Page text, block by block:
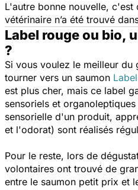
L'autre bonne nouvelle, c'est
vétérinaire n’a été trouvé
Label rouge ou bio,
?
Si vous voulez le meilleur du
tourner vers un saumon
est plus cher, mais ce label
sensoriels et
sensorielle d'un produit,
et l'odorat) sont réalisés
Pour le reste, lors de
volontaires ont trouvé de
entre le saumon petit prix et